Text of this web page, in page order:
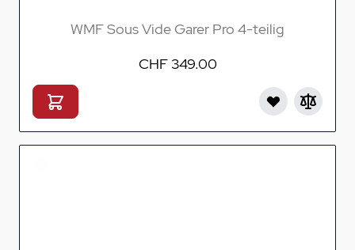
WMF Sous Vide Garer Pro 4-teilig
CHF 349.00